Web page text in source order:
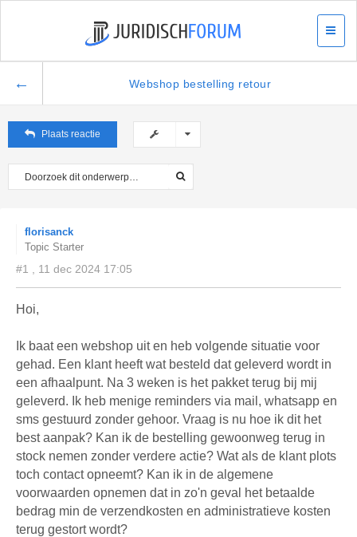
← Webshop bestelling retour
Plaats reactie
florisanck
Topic Starter
#1 , 11 dec 2024 17:05
Hoi,
Ik baat een webshop uit en heb volgende situatie voor
gehad. Een klant heeft wat besteld dat geleverd wordt in
een afhaalpunt. Na 3 weken is het pakket terug bij mij
geleverd. Ik heb menige reminders via mail, whatsapp en
sms gestuurd zonder gehoor. Vraag is nu hoe ik dit het
best aanpak? Kan ik de bestelling gewoonweg terug in
stock nemen zonder verdere actie? Wat als de klant plots
toch contact opneemt? Kan ik in de algemene
voorwaarden opnemen dat in zo'n geval het betaalde
bedrag min de verzendkosten en administratieve kosten
terug gestort wordt?